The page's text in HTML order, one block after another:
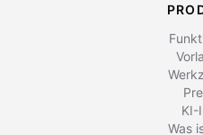
KI-
Was